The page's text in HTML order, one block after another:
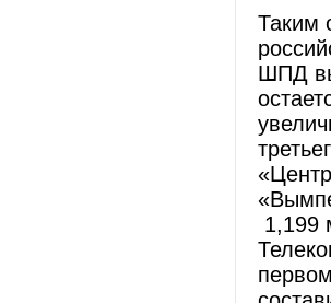
Таким
ШПД
1,199